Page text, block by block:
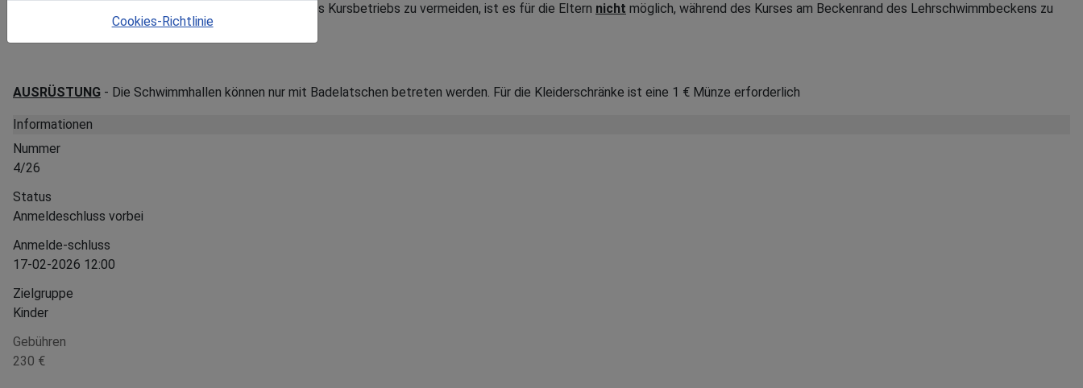
Cookies-Richtlinie
Kursstunde auch wieder in Empfang. Um Störungen des Kursbetriebs zu vermeiden, ist es für die Eltern nicht möglich, während des Kurses am Beckenrand des Lehrschwimmbeckens zu
AUSRÜSTUNG - Die Schwimmhallen können nur mit Badelatschen betreten werden. Für die Kleiderschränke ist eine 1 € Münze erforderlich
Informationen
Nummer
4/26
Status
Anmeldeschluss vorbei
Anmelde-schluss
17-02-2026 12:00
Zielgruppe
Kinder
Gebühren
230 €